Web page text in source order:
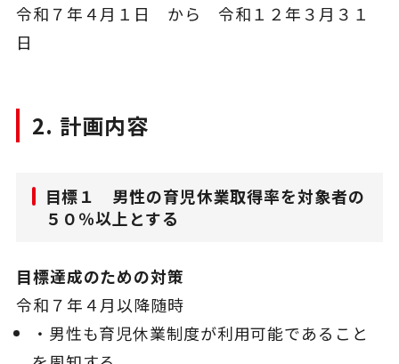
令和７年４月１日 から 令和１２年３月３１
日
2. 計画内容
目標１ 男性の育児休業取得率を対象者の
５０％以上とする
目標達成のための対策
令和７年４月以降随時
・男性も育児休業制度が利用可能であること